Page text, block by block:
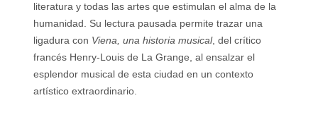
literatura y todas las artes que estimulan el alma de la
humanidad. Su lectura pausada permite trazar una
ligadura con Viena, una historia musical, del crítico
francés Henry-Louis de La Grange, al ensalzar el
esplendor musical de esta ciudad en un contexto
artístico extraordinario.